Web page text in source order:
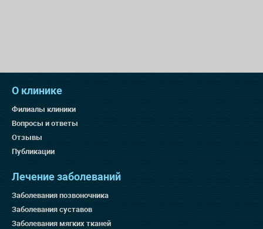
О клинике
Филиалы клиники
Вопросы и ответы
Отзывы
Публикации
Лечение заболеваний
Заболевания позвоночника
Заболевания суставов
Заболевания мягких тканей